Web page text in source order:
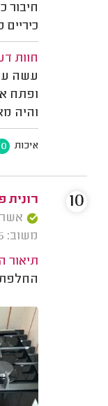
חיבור
חוות
עשה
ופתח
והיה
איכות
רונית
אשרור: 12/
משוב: 26/05/2025
תיאור
החלפת
10